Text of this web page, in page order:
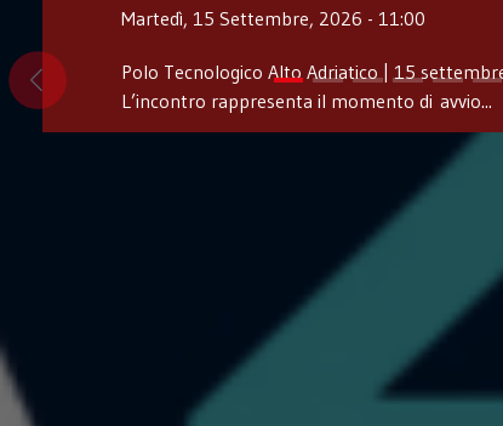
Martedì, 15 Settembre, 2026 - 11:00
Polo Tecnologico Alto Adriatico | 15
L’incontro rappresenta il momento di avvio...
leggi tutto
leggi tutto